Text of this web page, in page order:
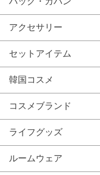
アクセサリー
セットアイテム
韓国コスメ
コスメブランド
ライフグッズ
ルームウェア